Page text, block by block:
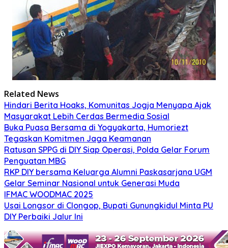
Related News
Hindari Berita Hoaks, Komunitas Jogja Menyapa Ajak
Masyarakat Lebih Cerdas Bermedia Sosial
Buka Puasa Bersama di Yogyakarta, Humoriezt
Tegaskan Komitmen Jaga Keamanan
Ratusan SPPG di DIY Siap Operasi, Polda Gelar Forum
Penguatan MBG
RKP DIY bersama Keluarga Alumni Paskasarjana UGM
Gelar Seminar Nasional untuk Generasi Muda
IFMAC WOODMAC 2025
Usai Longsor di Clongop, Bupati Gunungkidul Minta PU
DIY Perbaiki Jalur Ini